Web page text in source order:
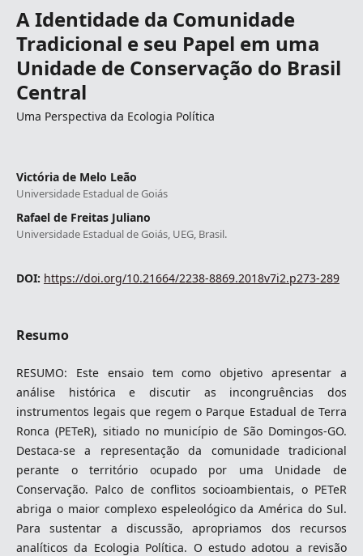
A Identidade da Comunidade
Tradicional e seu Papel em uma
Unidade de Conservação do Brasil
Central
Uma Perspectiva da Ecologia Política
Victória de Melo Leão
Universidade Estadual de Goiás
Rafael de Freitas Juliano
Universidade Estadual de Goiás, UEG, Brasil.
DOI: https://doi.org/10.21664/2238-8869.2018v7i2.p273-289
Resumo
RESUMO: Este ensaio tem como objetivo apresentar a
análise histórica e discutir as incongruências dos
instrumentos legais que regem o Parque Estadual de Terra
Ronca (PETeR), sitiado no município de São Domingos-GO.
Destaca-se a representação da comunidade tradicional
perante o território ocupado por uma Unidade de
Conservação. Palco de conflitos socioambientais, o PETeR
abriga o maior complexo espeleológico da América do Sul.
Para sustentar a discussão, apropriamos dos recursos
analíticos da Ecologia Política. O estudo adotou a revisão